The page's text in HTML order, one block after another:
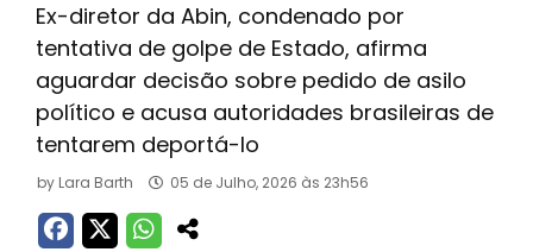
Ex-diretor da Abin, condenado por
tentativa de golpe de Estado, afirma
aguardar decisão sobre pedido de asilo
político e acusa autoridades brasileiras de
tentarem deportá-lo
by Lara Barth 05 de Julho, 2026 às 23h56